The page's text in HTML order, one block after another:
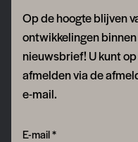
Op de hoogte blijven
ontwikkelingen
nieuwsbrief! U kunt
afmelden via de
e-mail.
Form field
E-mail *